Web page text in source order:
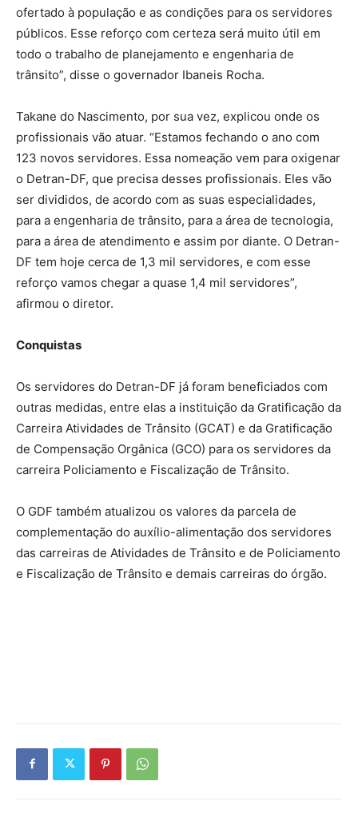
ofertado à população e as condições para os servidores
públicos. Esse reforço com certeza será muito útil em
todo o trabalho de planejamento e engenharia de
trânsito”, disse o governador Ibaneis Rocha.
Takane do Nascimento, por sua vez, explicou onde os
profissionais vão atuar. “Estamos fechando o ano com
123 novos servidores. Essa nomeação vem para oxigenar
o Detran-DF, que precisa desses profissionais. Eles vão
ser divididos, de acordo com as suas especialidades,
para a engenharia de trânsito, para a área de tecnologia,
para a área de atendimento e assim por diante. O Detran-
DF tem hoje cerca de 1,3 mil servidores, e com esse
reforço vamos chegar a quase 1,4 mil servidores”,
afirmou o diretor.
Conquistas
Os servidores do Detran-DF já foram beneficiados com
outras medidas, entre elas a instituição da Gratificação da
Carreira Atividades de Trânsito (GCAT) e da Gratificação
de Compensação Orgânica (GCO) para os servidores da
carreira Policiamento e Fiscalização de Trânsito.
O GDF também atualizou os valores da parcela de
complementação do auxílio-alimentação dos servidores
das carreiras de Atividades de Trânsito e de Policiamento
e Fiscalização de Trânsito e demais carreiras do órgão.